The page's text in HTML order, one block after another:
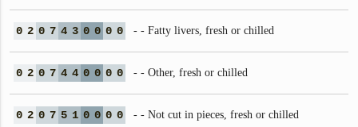
0 2 0 7 4 3 0 0 0 0 - - Fatty livers, fresh or chilled
0 2 0 7 4 4 0 0 0 0 - - Other, fresh or chilled
0 2 0 7 5 1 0 0 0 0 - - Not cut in pieces, fresh or chilled